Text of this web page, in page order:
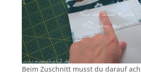
Beim Zuschnitt musst du darauf